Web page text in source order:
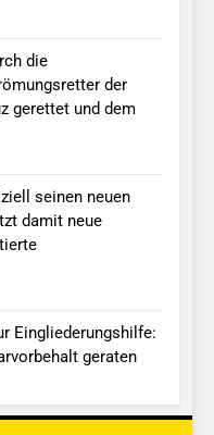
die
der
gerettet und dem
seinen neuen
damit neue
Eingliederungshilfe:
geraten